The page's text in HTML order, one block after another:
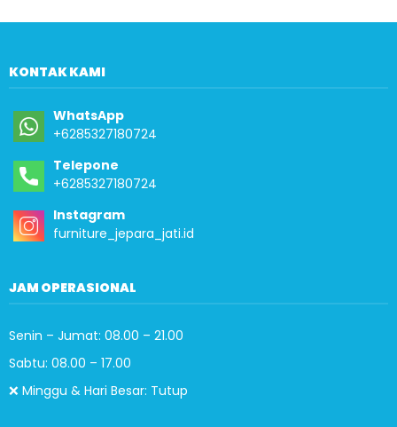
KONTAK KAMI
WhatsApp
+6285327180724
Telepone
+6285327180724
Instagram
furniture_jepara_jati.id
JAM OPERASIONAL
Senin – Jumat: 08.00 – 21.00
Sabtu: 08.00 – 17.00
❌ Minggu & Hari Besar: Tutup